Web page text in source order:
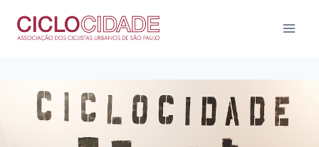
para